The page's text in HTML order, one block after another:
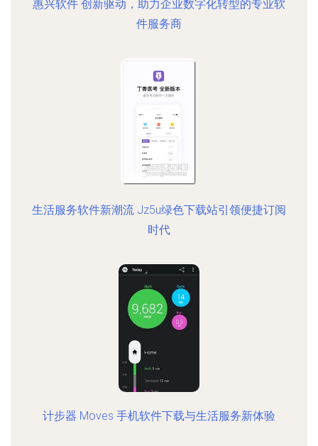
惠兴软件 创新驱动，助力企业数字化转型的专业软
件服务商
生活服务软件新潮流 Jz5u绿色下载站引领便捷订阅
时代
计步器 Moves 手机软件下载与生活服务新体验